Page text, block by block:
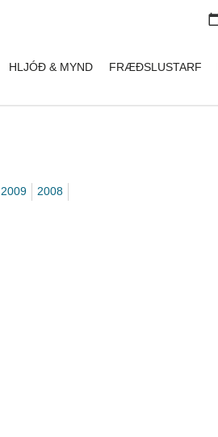
2009
2008
HLJÓÐ & MYND FRÆÐSLUSTARF